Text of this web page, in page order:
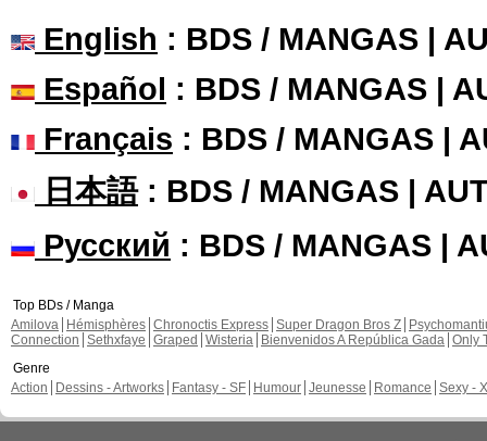
English : BDS / MANGAS |
Español : BDS / MANGAS |
Français : BDS / MANGAS |
日本語: BDS / MANGAS |
Русский : BDS / MANGAS |
Top BDs / Manga
Amilova
Hémisphères Chronoctis Express Super Dragon Bros Z
Connection Sethxfaye Graped Wisteria Bienvenidos A República Gada Only
Genre
Action
Dessins - Artworks Fantasy - SF Humour Jeunesse Romance Sexy -